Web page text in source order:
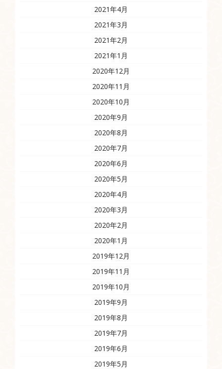
2021年4月
2021年3月
2021年2月
2021年1月
2020年12月
2020年11月
2020年10月
2020年9月
2020年8月
2020年7月
2020年6月
2020年5月
2020年4月
2020年3月
2020年2月
2020年1月
2019年12月
2019年11月
2019年10月
2019年9月
2019年8月
2019年7月
2019年6月
2019年5月